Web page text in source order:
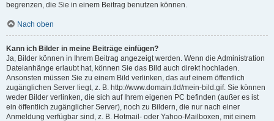
begrenzen, die Sie in einem Beitrag benutzen können.
Nach oben
Kann ich Bilder in meine Beiträge einfügen?
Ja, Bilder können in Ihrem Beitrag angezeigt werden. Wenn die Administration
Dateianhänge erlaubt hat, können Sie das Bild auch direkt hochladen.
Ansonsten müssen Sie zu einem Bild verlinken, das auf einem öffentlich
zugänglichen Server liegt, z. B. http://www.domain.tld/mein-bild.gif. Sie können
weder Bilder verlinken, die sich auf Ihrem eigenen PC befinden (außer es ist
ein öffentlich zugänglicher Server), noch zu Bildern, die nur nach einer
Anmeldung verfügbar sind, z. B. Hotmail- oder Yahoo-Mailboxen, mit einem